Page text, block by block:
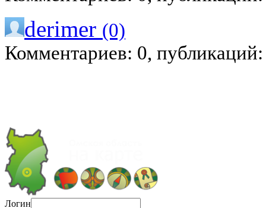
derimer (0)
Комментариев: 0,
Логин